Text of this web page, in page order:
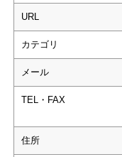
URL
カテゴリ
メール
TEL・FAX
住所